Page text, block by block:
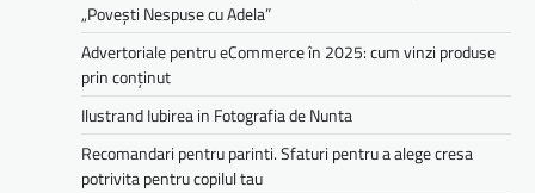
„Povești Nespuse cu Adela”
Advertoriale pentru eCommerce în 2025: cum vinzi produse
prin conținut
Ilustrand Iubirea in Fotografia de Nunta
Recomandari pentru parinti. Sfaturi pentru a alege cresa
potrivita pentru copilul tau